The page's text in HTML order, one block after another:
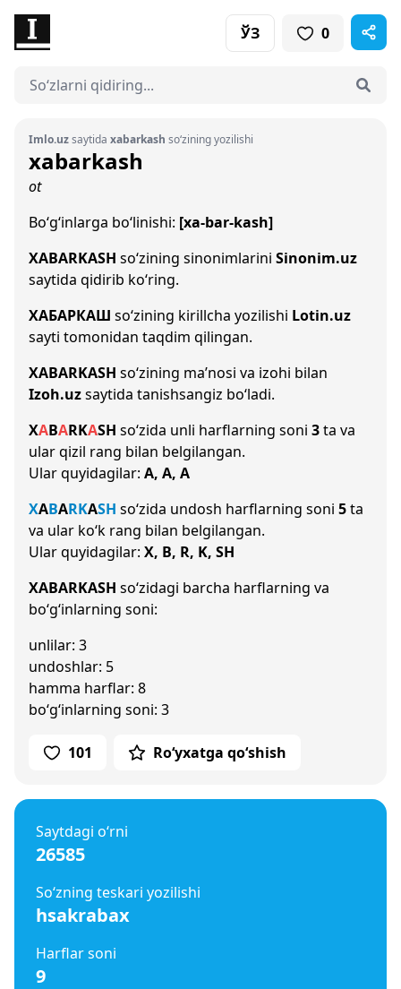
ЎЗ 0
Imlo.uzsaytida xabarkash so‘zining yozilishi
xabarkash
ot
Bo‘g‘inlarga bo‘linishi: [xa-bar-kash]
XABARKASH so‘zining sinonimlarini Sinonim.uz
saytida qidirib ko‘ring.
ХАБАРКАШ so‘zining kirillcha yozilishi Lotin.uz
sayti tomonidan taqdim qilingan.
XABARKASH so‘zining ma’nosi va izohi bilan
Izoh.uzsaytida tanishsangiz bo‘ladi.
XABARKASH so‘zida unli harflarning soni 3ta va
ular qizil rang bilan belgilangan.
Ular quyidagilar: A, A, A
XABARKASH so‘zida undosh harflarning soni 5ta
va ular ko‘k rang bilan belgilangan.
Ular quyidagilar: X, B, R, K, SH
XABARKASH so‘zidagi barcha harflarning va
bo‘g‘inlarning soni:
unlilar: 3
undoshlar: 5
hamma harflar: 8
bo‘g‘inlarning soni: 3
101 Ro‘yxatga qo‘shish
Saytdagi o‘rni
26585
So‘zning teskari yozilishi
hsakrabax
Harflar soni
9